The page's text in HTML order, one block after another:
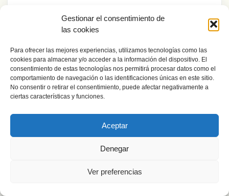
Gestionar el consentimiento de
las cookies
Para ofrecer las mejores experiencias, utilizamos tecnologías como las
cookies para almacenar y/o acceder a la información del dispositivo. El
consentimiento de estas tecnologías nos permitirá procesar datos como el
comportamiento de navegación o las identificaciones únicas en este sitio.
No consentir o retirar el consentimiento, puede afectar negativamente a
ciertas características y funciones.
Aceptar
Denegar
Ver preferencias
Esta propuesta es nuestro primer granito
marco de estos grandes históricos que
estamos viviendo.
Antiaging2050.com